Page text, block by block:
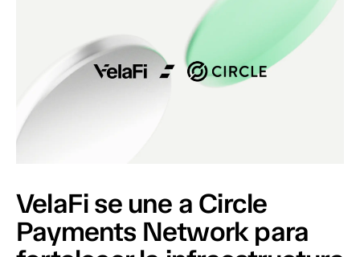
VelaFi se une a Circle
Payments Network para